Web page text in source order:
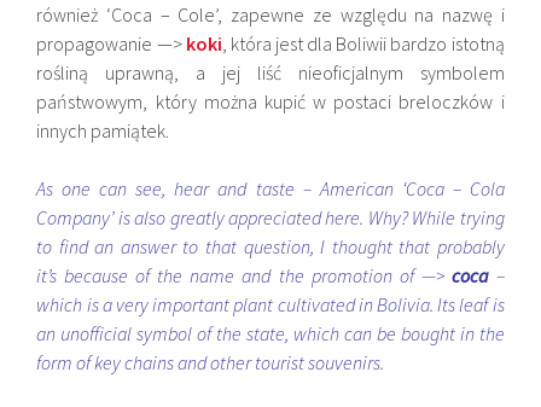
również ‘Coca – Cole’, zapewne ze względu na nazwę i
propagowanie —> koki, która jest dla Boliwii bardzo istotną
rośliną uprawną, a jej liść nieoficjalnym symbolem
państwowym, który można kupić w postaci breloczków i
innych pamiątek.
As one can see, hear and taste – American ‘Coca – Cola
Company’ is also greatly appreciated here. Why? While trying
to find an answer to that question, I thought that probably
it’s because of the name and the promotion of —> coca–
which is a very important plant cultivated in Bolivia. Its leaf is
an unofficial symbol of the state, which can be bought in the
form of key chains and other tourist souvenirs.